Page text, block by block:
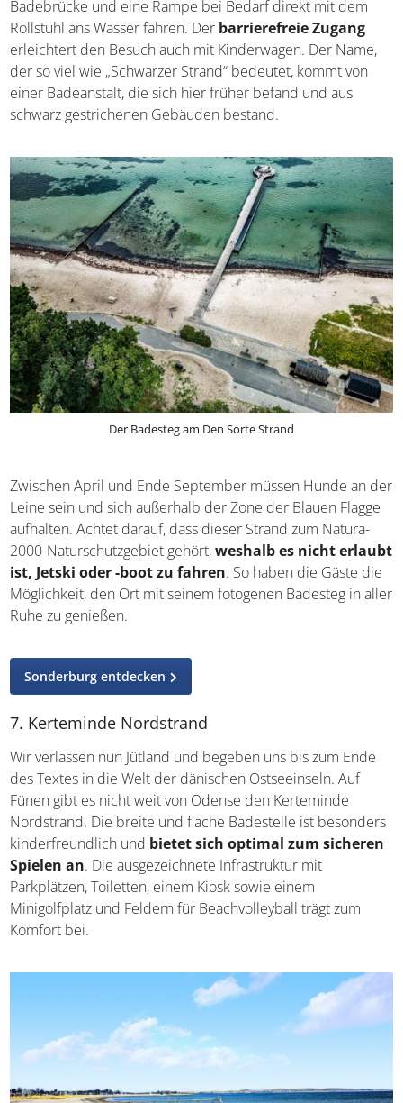
Tagesausflug abFlensburgeignet. Denn mit dem Auto
seid ihr in etwas unter einer Stunde am Strand. Dort
könnt ihr über eine Badebrücke und eine Rampe bei
Bedarf direkt mit dem Rollstuhl ans Wasser fahren. Der
barrierefreie Zugangerleichtert den Besuch auch mit
Kinderwagen. Der Name, der so viel wie „Schwarzer
hier früher befand und aus schwarz gestrichenen
Gebäuden bestand.
Der Badesteg am Den Sorte Strand
Zwischen April und Ende September müssen Hunde an
der Leine sein und sich außerhalb der Zone der Blauen
Flagge aufhalten. Achtet darauf, dass dieser Strand zum
Natura-2000-Naturschutzgebiet gehört,weshalb es
nicht erlaubt ist, Jetski oder -boot zu fahren
fotogenen Badesteg in aller Ruhe zu genießen.
Sonderburg entdecken
7. Kerteminde Nordstrand
Wir verlassen nun Jütland und begeben uns bis zum Ende
des Textes in die Welt der dänischen Ostseeinseln. Auf
Fünen gibt es nicht weit von Odense den Kerteminde
Nordstrand. Die breite und flache Badestelle ist
besonders kinderfreundlich undbietet sich optimal
zum sicheren Spielen an. Die ausgezeichnete
Infrastruktur mit Parkplätzen, Toiletten, einem Kiosk sowie